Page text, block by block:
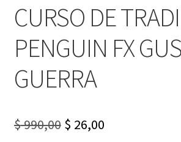
CURSO DE
PENGUIN FX
GUERRA
$990,00 Original
$ 26,00Current